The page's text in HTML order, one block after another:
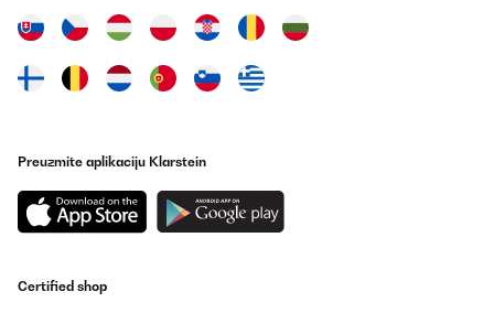
Preuzmite aplikaciju Klarstein
Certified shop